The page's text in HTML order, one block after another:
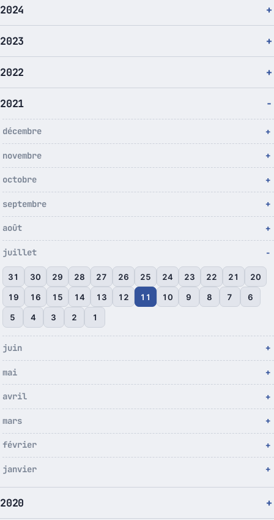
2024
2023
2022
2021
décembre
novembre
octobre
septembre
août
juillet
31 30 29 28 27 26 25 24 23 22 21 20
19 16 15 14 13 12 11 10 9 8 7 6
5 4 3 2 1
juin
mai
avril
mars
février
janvier
2020